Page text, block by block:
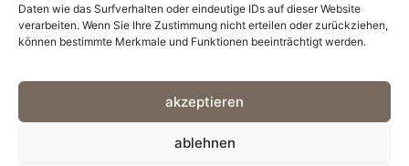
Daten wie das Surfverhalten oder eindeutige IDs auf dieser Website
verarbeiten. Wenn Sie Ihre Zustimmung nicht erteilen oder zurückziehen,
können bestimmte Merkmale und Funktionen beeinträchtigt werden.
akzeptieren
ablehnen